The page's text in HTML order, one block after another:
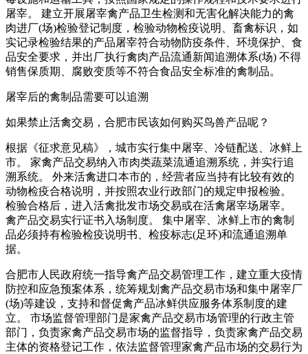
屠宰。 建立开展屠宰禽产品卫生检测和无害化解决能力的禽
肉进厂(场)检验登记制度，检验动物检疫说明、畜禽标识，如
实记录检验结果的产品屠宰符合动物防疫条件、环境保护、食
品安全要求，并出厂执行禽肉产品流通新闻追溯体系(场) 不得
销售保质期、腐败变质等不符合食品安全标准的禽制品。
屠宰后的禽制品需要可以追溯
如果禁止活禽交易，合肥市民该如何购买鸟兽产品呢？
根据《征求意见稿》，城市实行集中屠宰、冷链配送、冰鲜上
市。 家禽产品交易纳入市肉类蔬菜流通追溯系统，并实行追
溯系统。 外来活禽进口本市的，经营者应当持有比较有效的
动物检疫合格说明，并按照农业行政部门的规定申报检验。
检验合格后，进入活禽批发市场交易或在活禽屠宰场屠宰。
禽产品交易实行证书入场制度。 集中屠宰、冰鲜上市的禽制
品必须持有检验检疫说明书、检疫标志(足环)和流通追溯单
据。
合肥市人民政府统一指导禽产品交易管理工作，建立重大疫情
防控和应急预案体系，统筹规划禽产品交易市场和集中屠宰厂
(场)等建设，支持和督促禽产品冰鲜供应服务体系制度的建
立。 市场监督管理部门是家禽产品交易市场管理的行政主管
部门，负责家禽产品交易市场的监督指导，负责家禽产品交易
主体的资格登记工作，依法监督管理家禽产品市场的交易行为